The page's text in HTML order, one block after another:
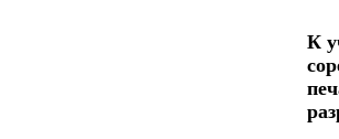
К